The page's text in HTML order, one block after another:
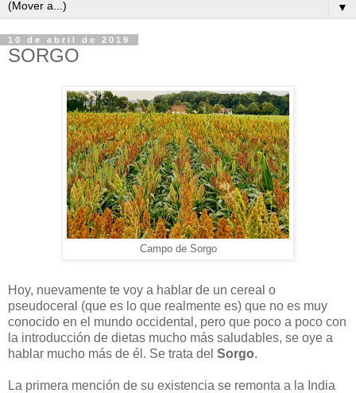
▼
10 de abril de 2019
SORGO
Campo de Sorgo
Hoy, nuevamente te voy a hablar de un cereal o
pseudoceral (que es lo que realmente es) que no es muy
conocido en el mundo occidental, pero que poco a poco con
la introducción de dietas mucho más saludables, se oye a
hablar mucho más de él. Se trata del Sorgo.
La primera mención de su existencia se remonta a la India